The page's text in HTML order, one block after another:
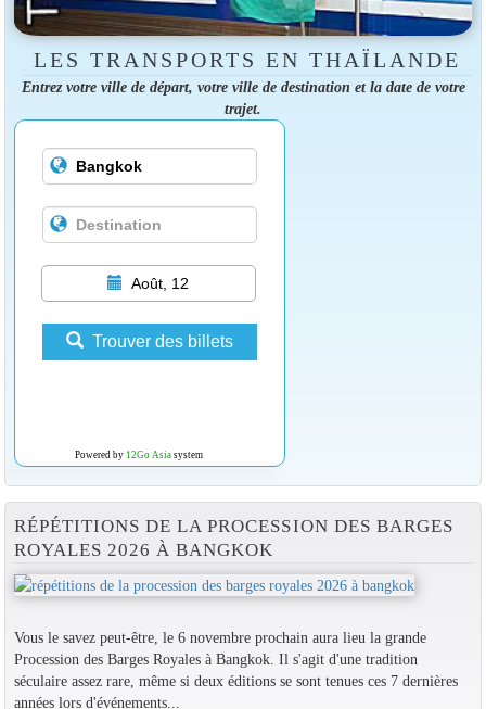
LES TRANSPORTS EN THAÏLANDE
Entrez votre ville de départ, votre ville de destination et la date de votre
trajet.
Août, 12
Trouver des billets
Powered by 12Go Asiasystem
RÉPÉTITIONS DE LA PROCESSION DES BARGES
ROYALES 2026 À BANGKOK
Vous le savez peut-être, le 6 novembre prochain aura lieu la grande
Procession des Barges Royales à Bangkok. Il s'agit d'une tradition
séculaire assez rare, même si deux éditions se sont tenues ces 7 dernières
années lors d'événements...